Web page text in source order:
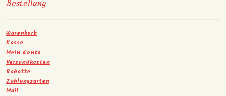
Bestellung
Warenkorb
Kasse
Mein Konto
Versandkosten
Rabatte
Zahlungsarten
Mail